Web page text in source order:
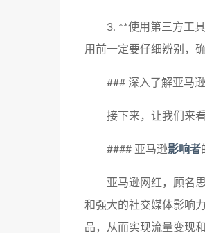
3. **使用第三方工
用前一定要仔细辨别，
### 深入了解亚马
接下来，让我们来
#### 亚马逊影响者
亚马逊网红，顾名
和强大的社交媒体影响
品，从而实现流量变现和